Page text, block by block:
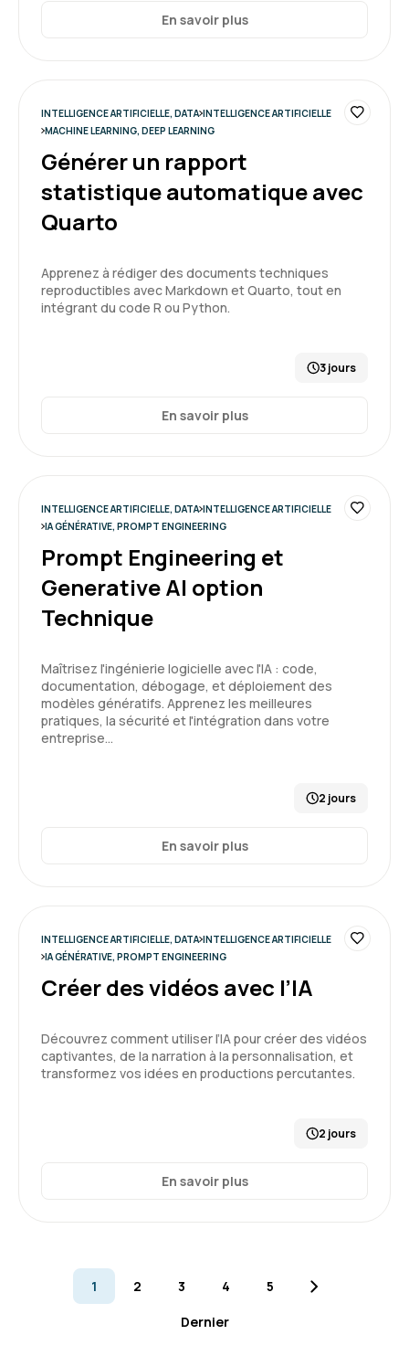
Cela a permis à toute l'équipe d'avoir une vision
commune/partagée de ce nouvel outil qu'est
Formation : Améliorer la productivité du
développement informatique grâce à l’IA
Florent C. Le 25/03/2026
Très bon état des lieux permettant de bien
une bonne explication des forces et des
faiblesses de chaque type de modèle.
Démonstrations souvent convaincantes.
Formation : IA générative, état de l'art
CARNEIRO T. Le 19/03/2026
5
salle de formation très correcte, bien équipée
et calme.
5
Cela m’a ouvert les yeux en matière d’IA
Formation : Prompt Engineering et Generative AI
Le 19/02/2026
Formation en distanciel, rien à signaler de
En savoir plus
INTELLIGENCE ARTIFICIELLE, DATA INTELLIGENCE ARTIFICIELLE
MACHINE LEARNING, DEEP LEARNING
Générer un rapport
statistique automatique avec
Quarto
Apprenez à rédiger des documents techniques
reproductibles avec Markdown et Quarto, tout en
intégrant du code R ou Python.
3 jours
En savoir plus
INTELLIGENCE ARTIFICIELLE, DATA INTELLIGENCE ARTIFICIELLE
IA GÉNÉRATIVE, PROMPT ENGINEERING
Prompt Engineering et
Generative AI option
Technique
Maîtrisez l'ingénierie logicielle avec l'IA : code,
documentation, débogage, et déploiement des
modèles génératifs. Apprenez les meilleures
pratiques, la sécurité et l'intégration dans votre
entreprise…
2 jours
En savoir plus
INTELLIGENCE ARTIFICIELLE, DATA INTELLIGENCE ARTIFICIELLE
IA GÉNÉRATIVE, PROMPT ENGINEERING
Créer des vidéos avec l’IA
Découvrez comment utiliser l’IA pour créer des vidéos
captivantes, de la narration à la personnalisation, et
transformez vos idées en productions percutantes.
2 jours
En savoir plus
1 2 3 4 5
Dernier